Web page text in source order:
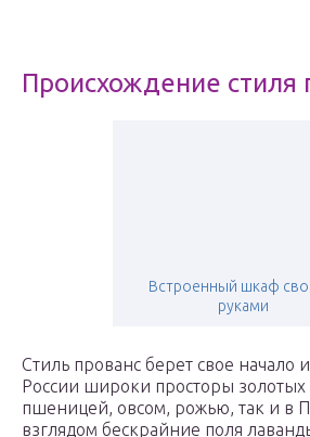
Происхождение стиля
Встроенный шкаф
руками
Стиль прованс берет свое начало
России широки просторы
пшеницей, овсом, рожью, так и в
взглядом бескрайние поля